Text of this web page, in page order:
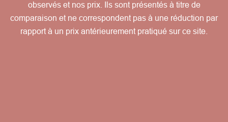
observés et nos prix. Ils sont présentés à titre de
comparaison et ne correspondent pas à une réduction par
rapport à un prix antérieurement pratiqué sur ce site.